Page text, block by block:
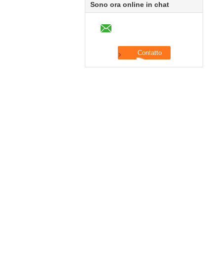
Sono ora online in chat